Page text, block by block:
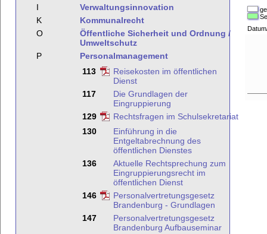
I
Verwaltungsinnovation
K
Kommunalrecht
O
Öffentliche Sicherheit und Ordnung /
Umweltschutz
P
Personalmanagement
113
Reisekosten im öffentlichen
Dienst
117
Die Grundlagen der
Eingruppierung
129
Rechtsfragen im Schulsekretariat
130
Einführung in die
Entgeltabrechnung des
öffentlichen Dienstes
136
Aktuelle Rechtsprechung zum
Eingruppierungsrecht im
öffentlichen Dienst
146
Personalvertretungsgesetz
Brandenburg - Grundlagen
147
Personalvertretungsgesetz
Brandenburg Aufbauseminar